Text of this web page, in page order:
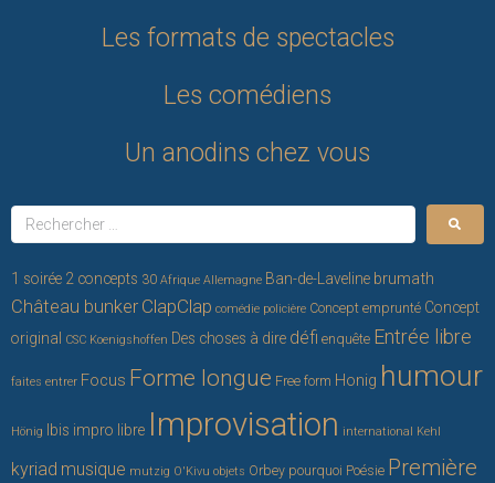
Les formats de spectacles
Les comédiens
Un anodins chez vous
1 soirée 2 concepts 30 Afrique Allemagne Ban-de-Laveline brumath
Château bunker ClapClap comédie policière Concept emprunté Concept
original
CSC Koenigshoffen Des choses à dire défi enquête Entrée libre
faites entrer Focus Forme longue Free form Honig humour
Hönig Ibis impro libre Improvisation international Kehl
kyriad musique mutzig O'Kivu objets Orbey pourquoi Poésie Première